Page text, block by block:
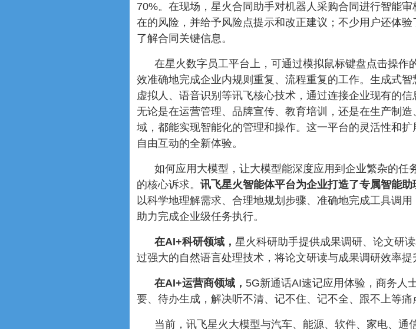
70%。在现场，星火合同助手对机器人采购合同进行智能
在的风险，并给予风险点提示和改正建议；不少用户还体验
了解合同关键信息。
在星火数字员工平台上，可通过模拟鼠标键盘点击操作
效准确地完成企业内规则重复、流程重复的工作。生成式智
虚拟人、语音识别等讯飞核心技术，通过连接企业现有的信
无论是在运营管理、品牌宣传、教育培训，还是在生产制
域，都能实现智能化的管理和操作。这一平台的灵活性和
自由互动的全新体验。
如何应用大模型，让大模型能深度应用到企业繁杂的任
的核心诉求。 讯飞星火智能体平台为企业打造了专属智能助
以科学地理解需求、合理地规划步骤、准确地完成工具调用
助力完成企业级任务执行。
在AI+科研领域， 星火科研助手提供成果调研、论文研
过强大的自然语言处理技术，将论文研读与成果调研效率提
在AI+运营商领域， 5G新通话AI速记应用体验，商务人
要、待办生成，解决听不清、记不住、记不全、跟不上等痛
当前，讯飞星火大模型与汽车、能源、软件、家电、通